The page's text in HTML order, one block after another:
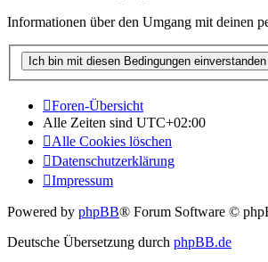
Informationen über den Umgang mit deinen
Foren-Übersicht
Alle Zeiten sind UTC+02:00
Alle Cookies löschen
Datenschutzerklärung
Impressum
Powered by phpBB® Forum Software ©
Deutsche Übersetzung durch phpBB.de